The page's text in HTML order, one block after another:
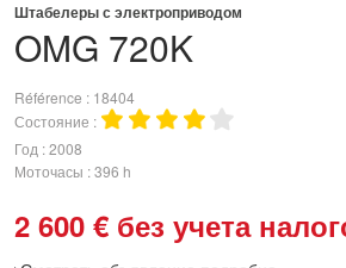
OMG 720K
Штабелеры с электроприводом
Référence
18404
Состояние
Год 2008
Моточасы 396 h
2 600 € без учета